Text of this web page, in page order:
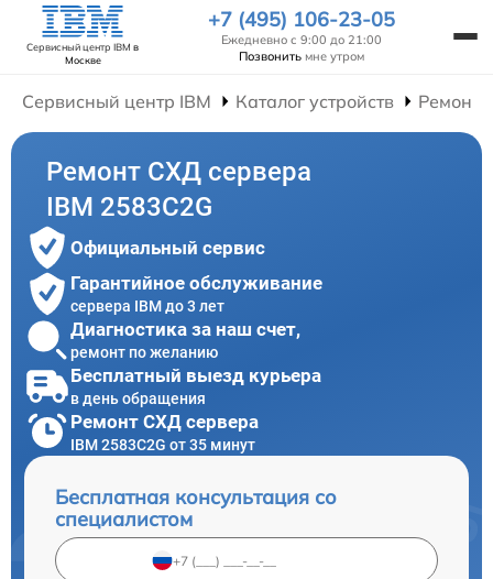
Сервисный центр IBM в
Москве
+7 (495) 106-23-05
Ежедневно с 9:00 до 21:00
Позвонить мне утром
Сервисный центр IBM Каталог устройств Ремонт
Ремонт СХД сервера
IBM 2583C2G
Официальный сервис
Гарантийное обслуживание
сервера IBM до 3 лет
Диагностика за наш счет,
ремонт по желанию
Бесплатный выезд курьера
в день обращения
Ремонт СХД сервера
IBM 2583C2G от 35 минут
Бесплатная консультация со
специалистом